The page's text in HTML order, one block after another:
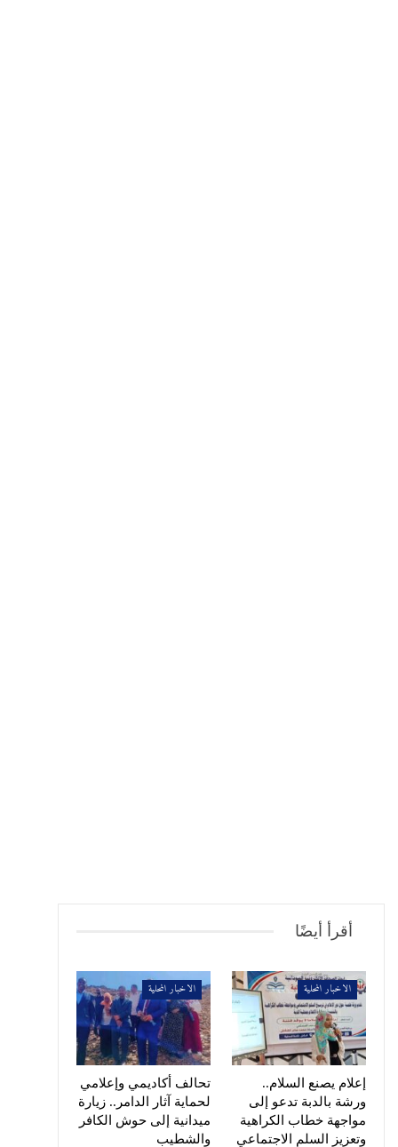
أقرأ أيضًا
الاخبار المحلية
إعلام يصنع السلام..
ورشة بالدبة تدعو إلى
مواجهة خطاب الكراهية
وتعزيز السلم الاجتماعي
الاخبار المحلية
تحالف أكاديمي وإعلامي
لحماية آثار الدامر.. زيارة
ميدانية إلى حوش الكافر
والشطيب